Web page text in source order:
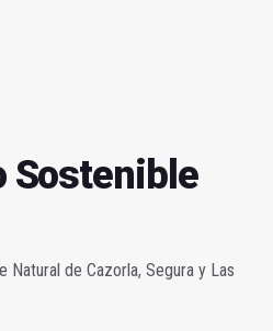
Sostenible
de Cazorla, Segura y Las